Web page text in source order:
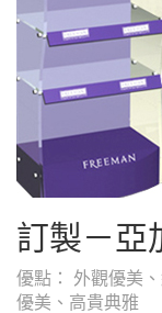
訂製－亞
優點： 外觀優美
優美、高貴典雅